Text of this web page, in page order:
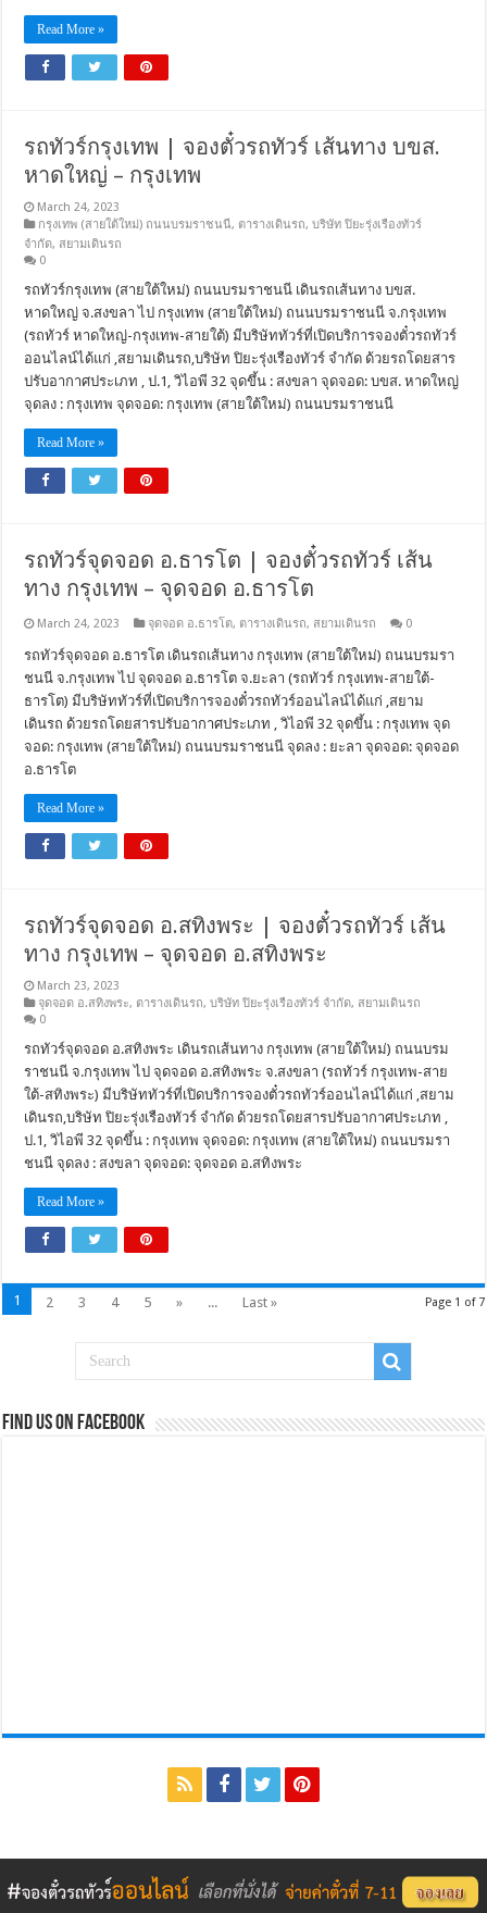
Read More »
รถทัวร์กรุงเทพ | จองตั๋วรถทัวร์ เส้นทาง บขส.
หาดใหญ่ – กรุงเทพ
March 24, 2023
กรุงเทพ (สายใต้ใหม่) ถนนบรมราชนนี, ตารางเดินรถ,บริษัท ปิยะรุ่งเรืองทัวร์
จำกัด, สยามเดินรถ
0
รถทัวร์กรุงเทพ (สายใต้ใหม่) ถนนบรมราชนนี เดินรถเส้นทาง บขส.
หาดใหญ่ จ.สงขลา ไป กรุงเทพ (สายใต้ใหม่) ถนนบรมราชนนี จ.กรุงเทพ
(รถทัวร์ หาดใหญ่-กรุงเทพ-สายใต้) มีบริษัททัวร์ที่เปิดบริการจองตั๋วรถทัวร์
ออนไลน์ได้แก่ ,สยามเดินรถ,บริษัท ปิยะรุ่งเรืองทัวร์ จำกัด ด้วยรถโดยสาร
ปรับอากาศประเภท , ป.1, วิไอพี 32 จุดขึ้น : สงขลา จุดจอด: บขส. หาดใหญ่
จุดลง : กรุงเทพ จุดจอด: กรุงเทพ (สายใต้ใหม่) ถนนบรมราชนนี
Read More »
รถทัวร์จุดจอด อ.ธารโต | จองตั๋วรถทัวร์ เส้น
ทาง กรุงเทพ – จุดจอด อ.ธารโต
March 24, 2023 จุดจอด อ.ธารโต, ตารางเดินรถ, สยามเดินรถ 0
รถทัวร์จุดจอด อ.ธารโต เดินรถเส้นทาง กรุงเทพ (สายใต้ใหม่) ถนนบรมรา
ชนนี จ.กรุงเทพ ไป จุดจอด อ.ธารโต จ.ยะลา (รถทัวร์ กรุงเทพ-สายใต้-
ธารโต) มีบริษัททัวร์ที่เปิดบริการจองตั๋วรถทัวร์ออนไลน์ได้แก่ ,สยาม
เดินรถ ด้วยรถโดยสารปรับอากาศประเภท , วิไอพี 32 จุดขึ้น : กรุงเทพ จุด
จอด: กรุงเทพ (สายใต้ใหม่) ถนนบรมราชนนี จุดลง : ยะลา จุดจอด: จุดจอด
อ.ธารโต
Read More »
รถทัวร์จุดจอด อ.สทิงพระ | จองตั๋วรถทัวร์ เส้น
ทาง กรุงเทพ – จุดจอด อ.สทิงพระ
March 23, 2023
จุดจอด อ.สทิงพระ, ตารางเดินรถ,บริษัท ปิยะรุ่งเรืองทัวร์ จำกัด, สยามเดินรถ
0
รถทัวร์จุดจอด อ.สทิงพระ เดินรถเส้นทาง กรุงเทพ (สายใต้ใหม่) ถนนบรม
ราชนนี จ.กรุงเทพ ไป จุดจอด อ.สทิงพระ จ.สงขลา (รถทัวร์ กรุงเทพ-สาย
ใต้-สทิงพระ) มีบริษัททัวร์ที่เปิดบริการจองตั๋วรถทัวร์ออนไลน์ได้แก่ ,สยาม
เดินรถ,บริษัท ปิยะรุ่งเรืองทัวร์ จำกัด ด้วยรถโดยสารปรับอากาศประเภท ,
ป.1, วิไอพี 32 จุดขึ้น : กรุงเทพ จุดจอด: กรุงเทพ (สายใต้ใหม่) ถนนบรมรา
ชนนี จุดลง : สงขลา จุดจอด: จุดจอด อ.สทิงพระ
Read More »
Page 1 of 7
1 2 3 4 5 » ... Last »
Find us on Facebook